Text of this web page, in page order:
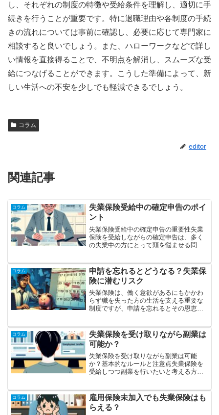
し、それぞれの制度の特徴や受給条件を理解し、適切に手
続きを行うことが重要です。特に退職理由や各制度の手続
きの流れについては事前に確認し、必要に応じて専門家に
相談すると良いでしょう。また、ハローワークなどで詳し
い情報を直接得ることで、不明点を解消し、スムーズな受
給につなげることができます。こうした準備によって、新
しい生活への不安を少しでも軽減できるでしょう。
コラム
editor
関連記事
コラム
失業保険受給中の確定申告のポイ
ント
失業保険受給中の確定申告の重要性失業
保険を受給しながらの確定申告は、多く
の失業中の方にとって頭を悩ませる問題
避し、利点を最大限に活用することがで
きます。失業保険は課税対...
コラム
申請を忘れるとどうなる？失業保
険に潜むリスク
失業保険は、働く意欲があるにもかかわ
らず職を失った方の生活を支える重要な
制度ですが、申請を忘れるとその恩恵を
び申請を忘れた場合のリスクについて詳
細に理解することが重要で...
コラム
失業保険を受け取りながら副業は
可能か？
失業保険を受け取りながら副業は可能
か？基本的なルールと注意点失業保険を
受給しつつ副業を行いたいと考える方は
ルについて理解しておくことが重要で
す。本記事では、失業保険を受...
コラム
雇用保険未加入でも失業保険はも
らえる？